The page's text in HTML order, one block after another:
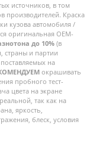
источников, в том
производителей. Краска
кузова автомобиля /
оригинальная OEM-
до 10% (в
страны и партии
на
окрашивать
пробного тест-
цвета на экране
так как на
яркость,
блеск, условия